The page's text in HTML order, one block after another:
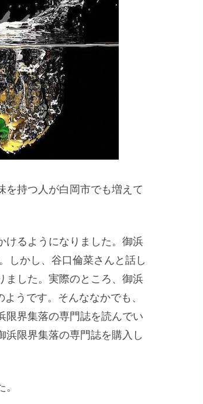
を持つ人が白岡市でも増えて
けるようになりました。御浜
しかし、谷口倫菜さんと話し
ました。実際のところ、御浜
うです。そんななかでも、
限界集落の専門誌を読んでい
浜限界集落の専門誌を購入し